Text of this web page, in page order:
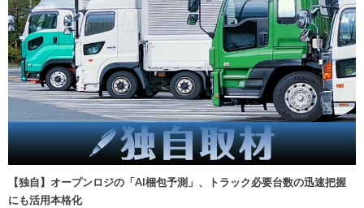
【独自】オープンロジの「AI梱包予測」、トラック必要台数の迅速把握
にも活用本格化